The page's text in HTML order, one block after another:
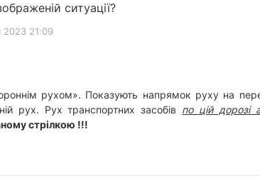
ситуації?
2023 21:09
рухом». Показують напрямок руху на
рух. Рух транспортних засобів по цій дорозі
стрілкою !!!